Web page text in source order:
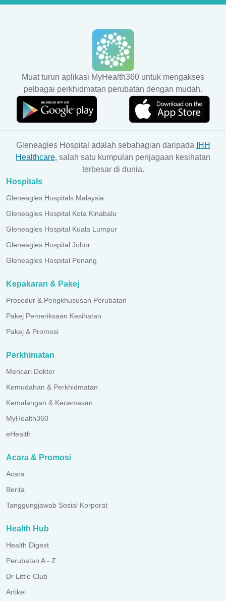
Muat turun aplikasi MyHealth360 untuk mengakses
pelbagai perkhidmatan perubatan dengan mudah.
Gleneagles Hospital adalah sebahagian daripada
IHH
Healthcare, salah satu kumpulan penjagaan kesihatan
terbesar di dunia.
Hospitals
Gleneagles Hospitals Malaysia
Gleneagles Hospital Kota Kinabalu
Gleneagles Hospital Kuala Lumpur
Gleneagles Hospital Johor
Gleneagles Hospital Penang
Kepakaran & Pakej
Prosedur & Pengkhususan Perubatan
Pakej Pemeriksaan Kesihatan
Pakej & Promosi
Perkhimatan
Mencari Doktor
Kemudahan & Perkhidmatan
Kemalangan & Kecemasan
MyHealth360
eHealth
Acara & Promosi
Acara
Berita
Tanggungjawab Sosial Korporat
Health Hub
Health Digest
Perubatan A - Z
Dr Little Club
Artikel